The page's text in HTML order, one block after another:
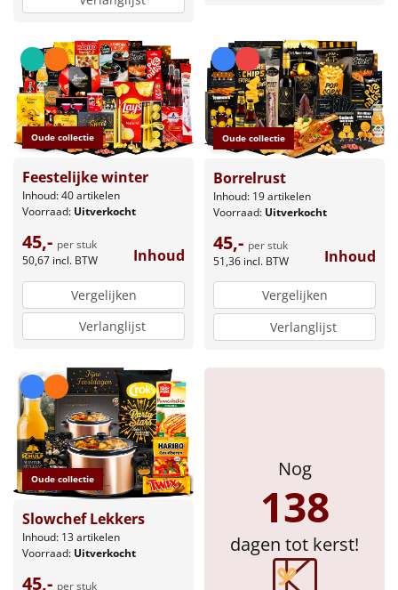
Oude collectie
Feestelijke winter
Inhoud: 40 artikelen
Voorraad: Uitverkocht
45,- per stuk
50,67 incl. BTW Inhoud
Vergelijken
Verlanglijst
Oude collectie
Borrelrust
Inhoud: 19 artikelen
Voorraad: Uitverkocht
45,- per stuk
51,36 incl. BTW Inhoud
Vergelijken
Verlanglijst
Oude collectie
Slowchef Lekkers
Inhoud: 13 artikelen
Voorraad: Uitverkocht
45,- per stuk
Nog
138
dagen tot kerst!